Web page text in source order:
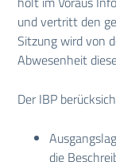
und vertritt den
Sitzung wird von
Abwesenheit
Der IBP
die